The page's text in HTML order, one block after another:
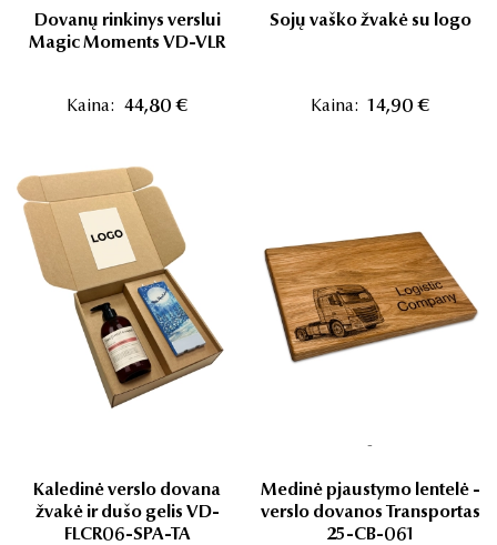
Dovanų rinkinys verslui
Magic Moments VD-VLR
Kaina: 44,80 €
Sojų vaško žvakė su logo
Kaina: 14,90 €
Kaledinė verslo dovana
žvakė ir dušo gelis VD-
FLCR06-SPA-TA
-
Medinė pjaustymo lentelė -
verslo dovanos Transportas
25-CB-061